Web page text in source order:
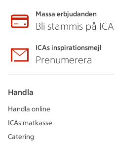
Massa erbjudanden
Bli stammis på ICA
ICAs inspirationsmejl
Prenumerera
Handla
Handla online
ICAs matkasse
Catering